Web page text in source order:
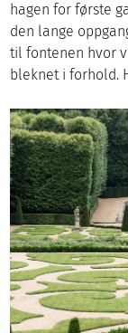
hagen for første
den lange
til fontenen hvor
bleknet i forhold.